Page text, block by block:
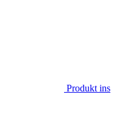
Produkt ins